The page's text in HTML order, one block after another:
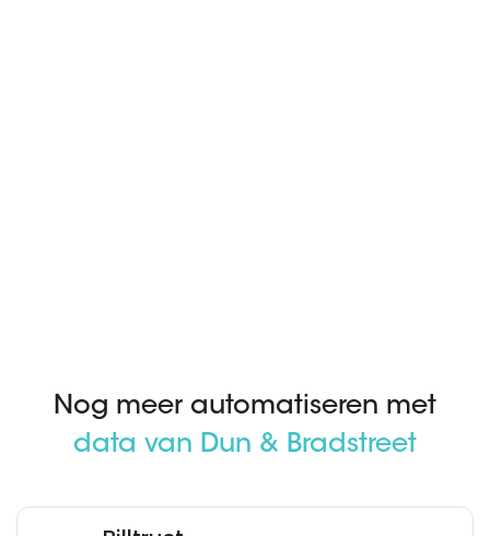
Nog meer automatiseren met
data van Dun & Bradstreet